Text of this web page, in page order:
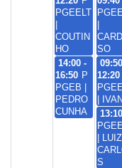
PGEELT
COUTIN
HO
14:00 -
16:50 P
PGEB |
PEDRO
CUNHA
SO
12:20
| IVAN
13:10
| LUIZ
S